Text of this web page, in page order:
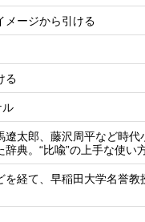
メージから引ける
る
ル
太郎、藤沢周平など時
典。“比喩”の上手な使い
経て、早稲田大学名誉